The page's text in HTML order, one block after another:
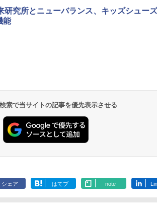
研究所とニューバランス、キッズシュー
能
索で当サイトの記事を優先表示させる
シェア はてブ note